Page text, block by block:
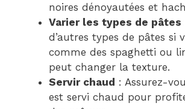
noires dénoyautées et
Varier les types de pâtes
d’autres types de pâtes si
comme des spaghetti ou
peut changer la texture.
Servir chaud : Assurez-
est servi chaud pour